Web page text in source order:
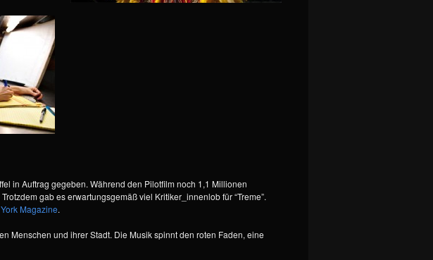
in Auftrag gegeben. Während den Pilotfilm noch 1,1 Millionen
gab es erwartungsgemäß viel Kritiker_innenlob für “Treme”.
Magazine.
Menschen und ihrer Stadt. Die Musik spinnt den roten Faden, eine